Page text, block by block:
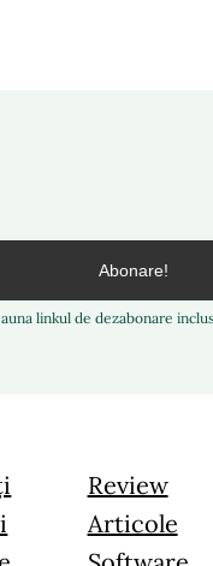
linkul de dezabonare
Review
Articole